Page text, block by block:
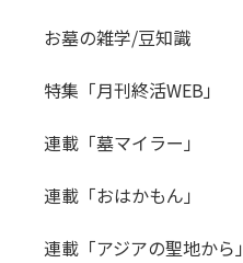
お墓の雑学/豆知識
特集「月刊終活WEB」
連載「墓マイラー」
連載「おはかもん」
連載「アジアの聖地から」